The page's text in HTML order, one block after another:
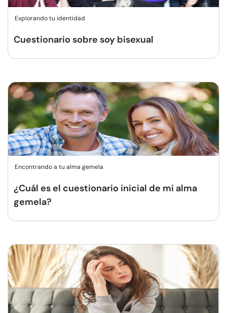
Explorando tu identidad
Cuestionario sobre soy bisexual
Encontrando a tu alma gemela
¿Cuál es el cuestionario inicial de mi alma
gemela?